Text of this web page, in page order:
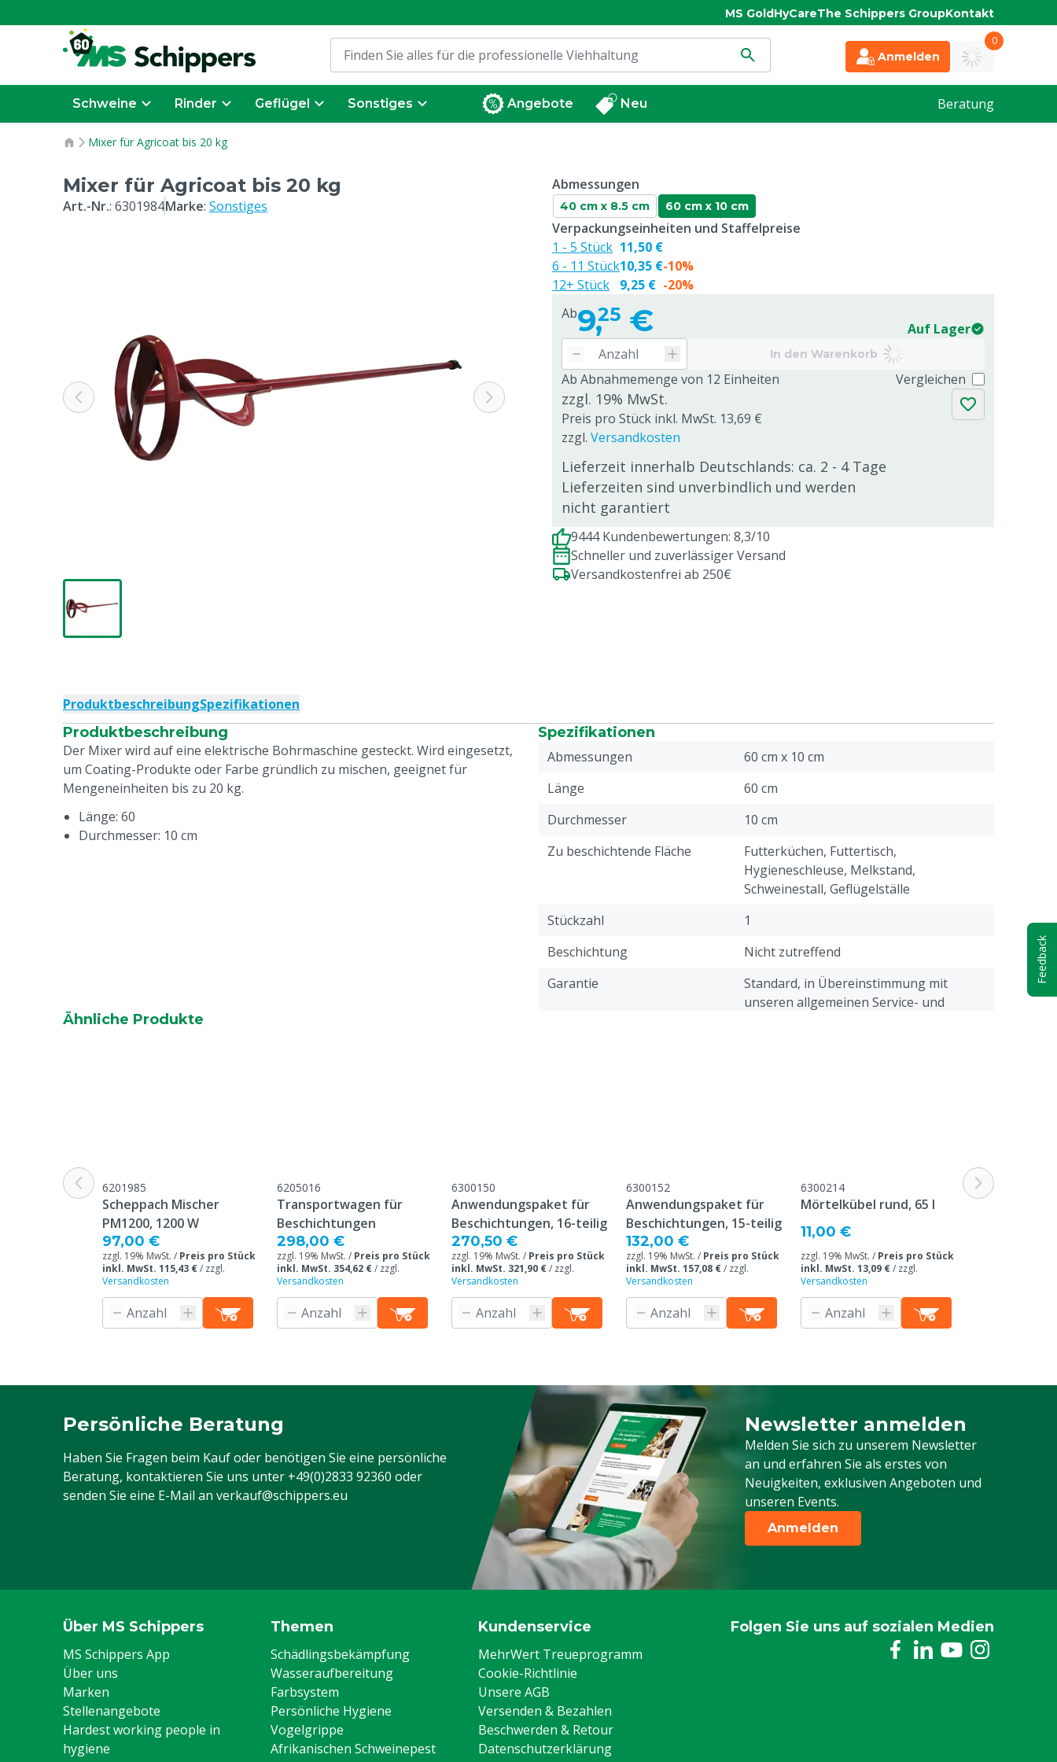
MS GoldHyCareThe Schippers GroupKontakt
Anmelden
0
Schweine Rinder Geflügel Sonstiges Angebote Neu Beratung
Mixer für Agricoat bis 20 kg
Mixer für Agricoat bis 20 kg
Art.-Nr.: 6301984Marke: Sonstiges
Abmessungen
40 cm x 8.5 cm 60 cm x 10 cm
Ab9,25 € Auf Lager
In den Warenkorb
Ab Abnahmemenge von 12 Einheiten
zzgl. 19% MwSt.
Preis pro Stück inkl. MwSt. 13,69 €
zzgl. Versandkosten
Lieferzeit innerhalb Deutschlands: ca. 2 - 4 Tage
Lieferzeiten sind unverbindlich und werden
nicht garantiert
Vergleichen
Verpackungseinheiten und Staffelpreise
1 - 5 Stück
6 - 11 Stück
12+ Stück
11,50 €
10,35 €
9,25 €
-10%
-20%
9444 Kundenbewertungen: 8,3/10
Schneller und zuverlässiger Versand
Versandkostenfrei ab 250€
ProduktbeschreibungSpezifikationen
Produktbeschreibung
Der Mixer wird auf eine elektrische Bohrmaschine gesteckt. Wird eingesetzt,
um Coating-Produkte oder Farbe gründlich zu mischen, geeignet für
Mengeneinheiten bis zu 20 kg.
Länge: 60
Durchmesser: 10 cm
Spezifikationen
Abmessungen
60 cm x 10 cm
Länge
60 cm
Durchmesser
10 cm
Zu beschichtende Fläche
Futterküchen, Futtertisch,
Hygieneschleuse, Melkstand,
Schweinestall, Geflügelställe
Stückzahl
1
Beschichtung
Nicht zutreffend
Garantie
Standard, in Übereinstimmung mit
unseren allgemeinen Service- und
Beschichtungstyp
Gusswerkzeuge, Mörtel Werkzeuge
Ähnliche Produkte
6201985
Scheppach Mischer
PM1200, 1200 W
97,00 €
zzgl. 19% MwSt. / Preis pro Stück
inkl. MwSt. 115,43 €/ zzgl.
Versandkosten
6205016
Transportwagen für
Beschichtungen
298,00 €
zzgl. 19% MwSt. / Preis pro Stück
inkl. MwSt. 354,62 €/ zzgl.
Versandkosten
6300150
Anwendungspaket für
Beschichtungen, 16-teilig
270,50 €
zzgl. 19% MwSt. / Preis pro Stück
inkl. MwSt. 321,90 €/ zzgl.
Versandkosten
6300152
Anwendungspaket für
Beschichtungen, 15-teilig
132,00 €
zzgl. 19% MwSt. / Preis pro Stück
inkl. MwSt. 157,08 €/ zzgl.
Versandkosten
6300214
Mörtelkübel rund, 65 l
11,00 €
zzgl. 19% MwSt. / Preis pro Stück
inkl. MwSt. 13,09 €/ zzgl.
Versandkosten
8806870
Baufolie 4m
Persönliche Beratung
Haben Sie Fragen beim Kauf oder benötigen Sie eine persönliche
Beratung, kontaktieren Sie uns unter +49(0)2833 92360 oder
senden Sie eine E-Mail an verkauf@schippers.eu
Newsletter anmelden
Melden Sie sich zu unserem Newsletter
an und erfahren Sie als erstes von
Neuigkeiten, exklusiven Angeboten und
unseren Events.
Melden Sie sich für unseren Newsletter
Anmelden
Über MS Schippers
MS Schippers App
Über uns
Marken
Stellenangebote
Hardest working people in
hygiene
Themen
Schädlingsbekämpfung
Wasseraufbereitung
Farbsystem
Persönliche Hygiene
Vogelgrippe
Afrikanischen Schweinepest
Kundenservice
MehrWert Treueprogramm
Cookie-Richtlinie
Unsere AGB
Versenden & Bezahlen
Beschwerden & Retour
Datenschutzerklärung
Folgen Sie uns auf sozialen Medien
Feedback